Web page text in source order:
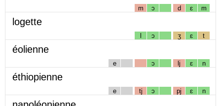
m ɔ d ɛ m
logette
l ɔ ʒ ɛ t
éolienne
e ɔ lj ɛ n
éthiopienne
e tj ɔ pj ɛ n